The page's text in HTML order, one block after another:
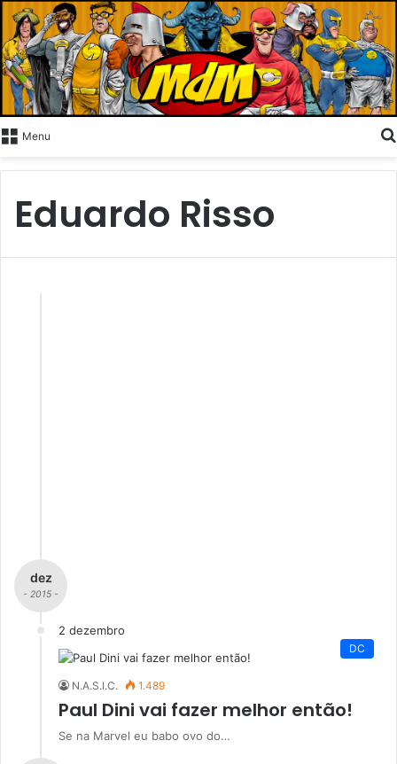
Menu
Eduardo Risso
dez
- 2015 -
2 dezembro
DC
N.A.S.I.C. 1.489
Paul Dini vai fazer melhor então!
Se na Marvel eu babo ovo do…